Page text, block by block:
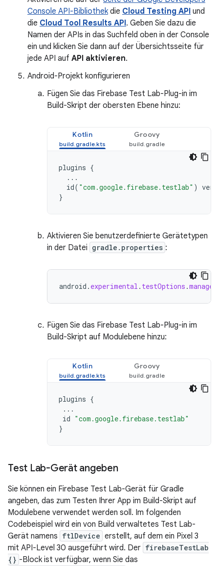
Console API-Bibliothekdie Cloud Testing API und
die Cloud Tool Results API. Geben Sie dazu die
Namen der APIs in das Suchfeld oben in der Console
ein und klicken Sie dann auf der Übersichtsseite für
jede API auf API aktivieren.
Android-Projekt konfigurieren
Fügen Sie das Firebase Test Lab-Plug-in im
Build-Skript der obersten Ebene hinzu:
Kotlin Groovy
plugins {
...
id( "com.google.firebase.testlab" )
}
Aktivieren Sie benutzerdefinierte Gerätetypen
in der Datei gradle.properties :
android . experimental . testOptions .
Fügen Sie das Firebase Test Lab-Plug-in im
Build-Skript auf Modulebene hinzu:
Kotlin Groovy
plugins {
...
id "com.google.firebase.testlab"
}
Test Lab-Gerät angeben
Sie können ein Firebase Test Lab-Gerät für Gradle
angeben, das zum Testen Ihrer App im Build-Skript auf
Modulebene verwendet werden soll. Im folgenden
Codebeispiel wird ein von Build verwaltetes Test Lab-
Gerät namens ftlDevice erstellt, auf dem ein Pixel 3
mit API-Level 30 ausgeführt wird. Der firebaseTestLab
{} -Block ist verfügbar, wenn Sie das